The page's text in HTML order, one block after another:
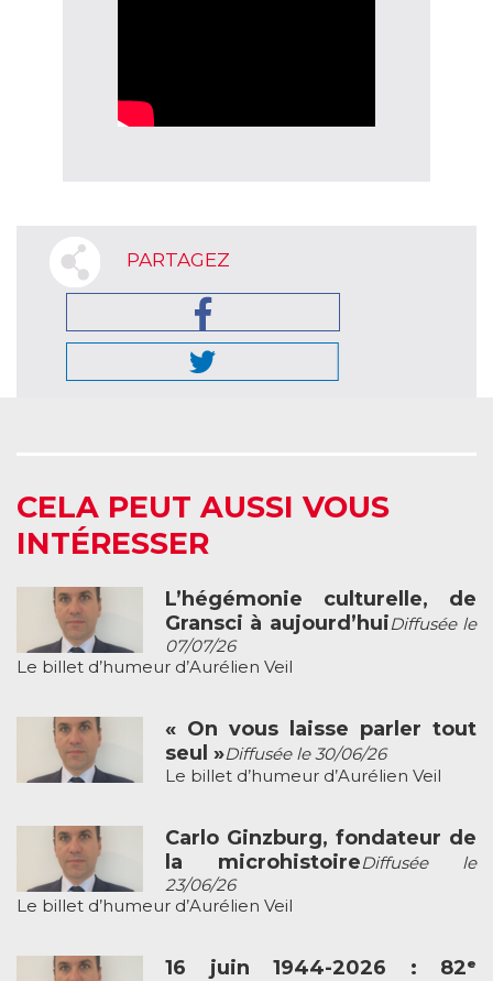
PARTAGEZ
CELA PEUT AUSSI VOUS
INTÉRESSER
L’hégémonie culturelle, de
Gransci à aujourd’huiDiffusée le
07/07/26
Le billet d’humeur d’Aurélien Veil
« On vous laisse parler tout
seul »Diffusée le 30/06/26
Le billet d’humeur d’Aurélien Veil
Carlo Ginzburg, fondateur de
la microhistoireDiffusée le
23/06/26
Le billet d’humeur d’Aurélien Veil
16 juin 1944-2026 : 82ᵉ